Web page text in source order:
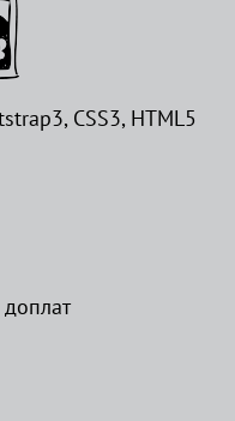
CSS3, HTML5